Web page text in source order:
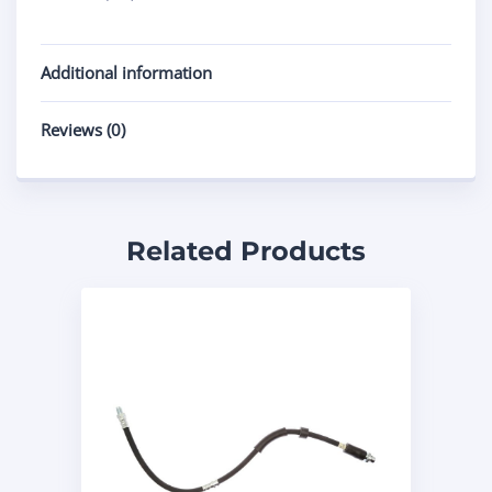
Additional information
Reviews (0)
Related Products